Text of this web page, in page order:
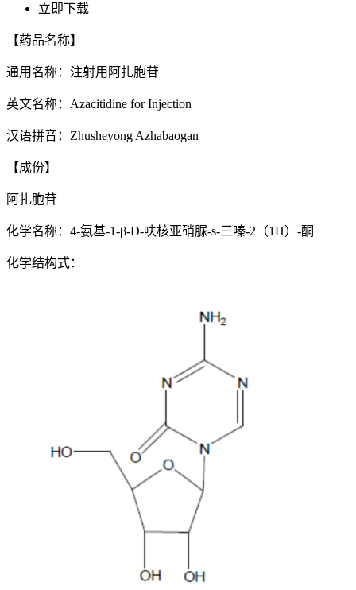
立即下载
【药品名称】
通用名称：注射用阿扎胞苷
英文名称：Azacitidine for Injection
汉语拼音：Zhusheyong Azhabaogan
【成份】
阿扎胞苷
化学名称：4-氨基-1-β-D-呋核亚硝脲-s-三嗪-2（1H）-酮
化学结构式：